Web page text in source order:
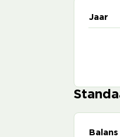
Jaar
Balans